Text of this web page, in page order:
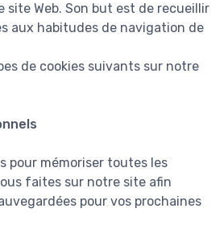
site Web. Son but est de recueillir
aux habitudes de navigation de
de cookies suivants sur notre
pour mémoriser toutes les
faites sur notre site afin
pour vos prochaines